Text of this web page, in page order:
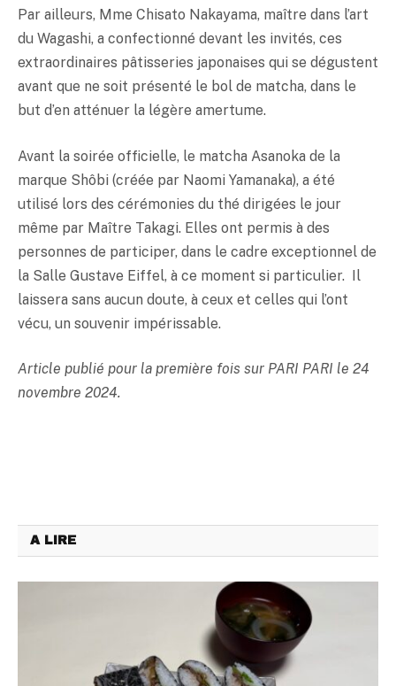
Par ailleurs, Mme Chisato Nakayama, maître dans l’art
du Wagashi, a confectionné devant les invités, ces
extraordinaires pâtisseries japonaises qui se dégustent
avant que ne soit présenté le bol de matcha, dans le
but d’en atténuer la légère amertume.
Avant la soirée officielle, le matcha Asanoka de la
marque Shôbi (créée par Naomi Yamanaka), a été
utilisé lors des cérémonies du thé dirigées le jour
même par Maître Takagi. Elles ont permis à des
personnes de participer, dans le cadre exceptionnel de
la Salle Gustave Eiffel, à ce moment si particulier. Il
laissera sans aucun doute, à ceux et celles qui l’ont
vécu, un souvenir impérissable.
Article publié pour la première fois sur PARI PARI le 24
novembre 2024.
A LIRE